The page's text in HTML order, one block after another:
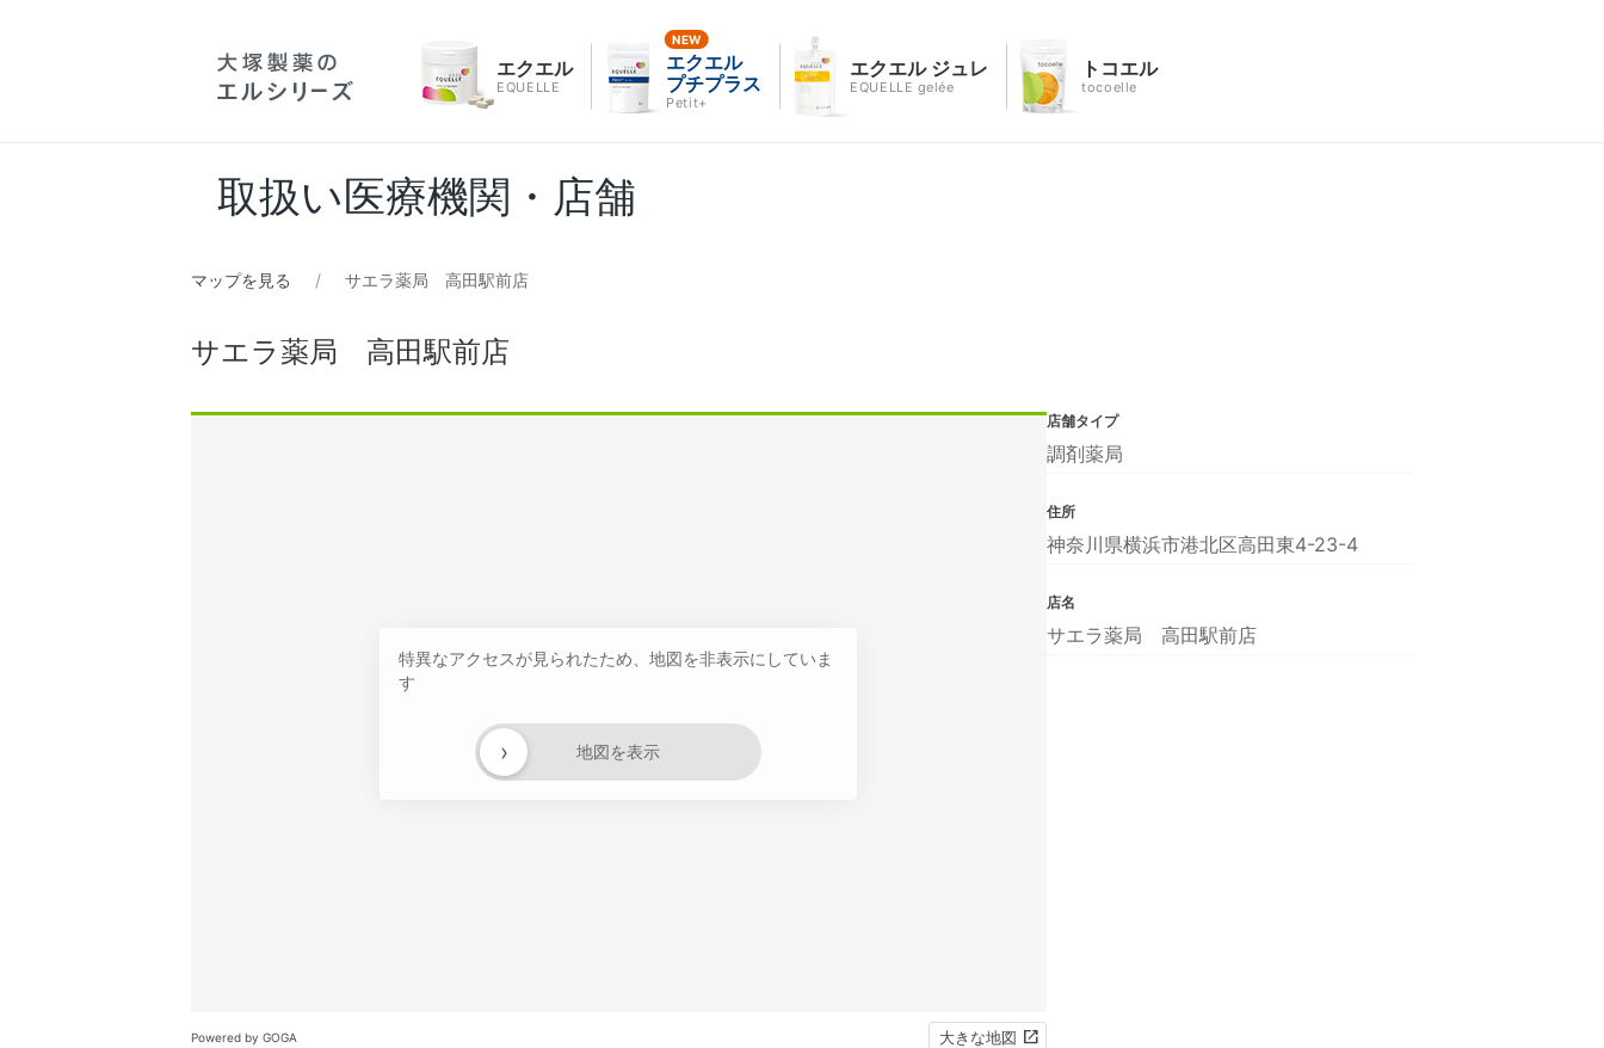
エクエル
EQUELLE
エクエル
プチプラス
Petit+
エクエル ジュレ
EQUELLE gelée
トコエル
tocoelle
取扱い医療機関・店舗
マップを見る サエラ薬局 高田駅前店
サエラ薬局 高田駅前店
特異なアクセスが見られたため、地図を非表示にしていま
す
地図を表示
›
Powered by GOGA 大きな地図
店舗タイプ
調剤薬局
住所
神奈川県横浜市港北区高田東4-23-4
店名
サエラ薬局 高田駅前店